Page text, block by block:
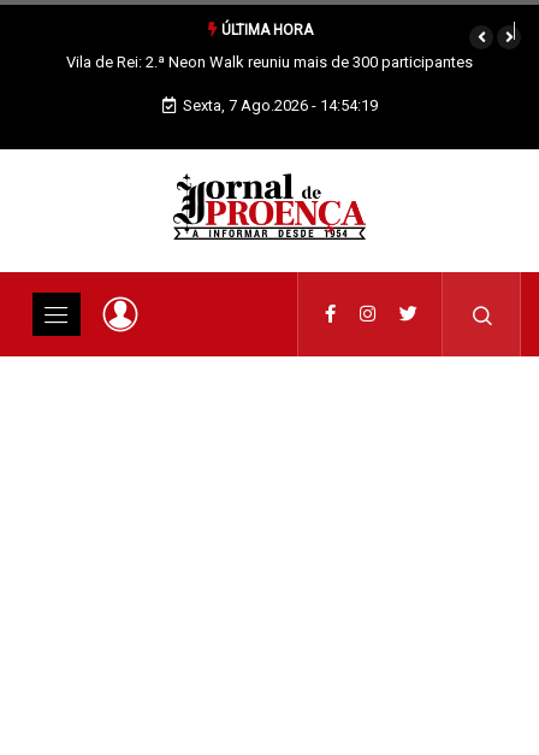
ÚLTIMA HORA
Vila de Rei monitoriza gás radão
Sexta, 7 Ago.2026 - 14:54:20